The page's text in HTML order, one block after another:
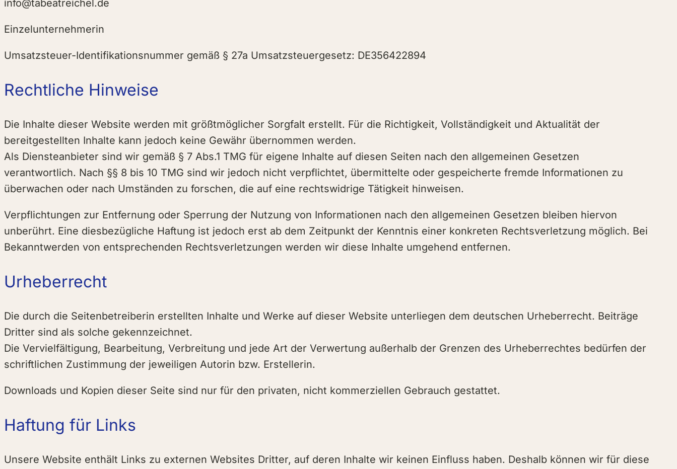
info@tabeatreichel.de
Einzelunternehmerin
Umsatzsteuer-Identifikationsnummer gemäß § 27a Umsatzsteuergesetz: DE356422894
Rechtliche Hinweise
Die Inhalte dieser Website werden mit größtmöglicher Sorgfalt erstellt. Für die Richtigkeit, Vollständigkeit und Aktualität der
bereitgestellten Inhalte kann jedoch keine Gewähr übernommen werden.
Als Diensteanbieter sind wir gemäß § 7 Abs.1 TMG für eigene Inhalte auf diesen Seiten nach den allgemeinen Gesetzen
verantwortlich. Nach §§ 8 bis 10 TMG sind wir jedoch nicht verpflichtet, übermittelte oder gespeicherte fremde Informationen zu
überwachen oder nach Umständen zu forschen, die auf eine rechtswidrige Tätigkeit hinweisen.
Verpflichtungen zur Entfernung oder Sperrung der Nutzung von Informationen nach den allgemeinen Gesetzen bleiben hiervon
unberührt. Eine diesbezügliche Haftung ist jedoch erst ab dem Zeitpunkt der Kenntnis einer konkreten Rechtsverletzung möglich. Bei
Bekanntwerden von entsprechenden Rechtsverletzungen werden wir diese Inhalte umgehend entfernen.
Urheberrecht
Die durch die Seitenbetreiberin erstellten Inhalte und Werke auf dieser Website unterliegen dem deutschen Urheberrecht. Beiträge
Dritter sind als solche gekennzeichnet.
Die Vervielfältigung, Bearbeitung, Verbreitung und jede Art der Verwertung außerhalb der Grenzen des Urheberrechtes bedürfen der
schriftlichen Zustimmung der jeweiligen Autorin bzw. Erstellerin.
Downloads und Kopien dieser Seite sind nur für den privaten, nicht kommerziellen Gebrauch gestattet.
Haftung für Links
Unsere Website enthält Links zu externen Websites Dritter, auf deren Inhalte wir keinen Einfluss haben. Deshalb können wir für diese